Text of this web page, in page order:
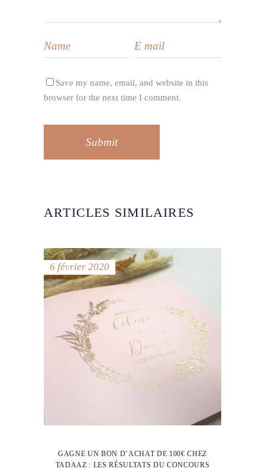
Save my name, email, and website in this
browser for the next time I comment.
Submit
ARTICLES SIMILAIRES
6 février 2020
GAGNE UN BON D’ACHAT DE 100€ CHEZ
TADAAZ : LES RÉSULTATS DU CONCOURS